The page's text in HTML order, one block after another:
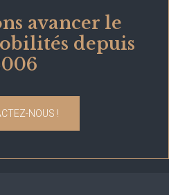
avancer le
depuis
NOUS !